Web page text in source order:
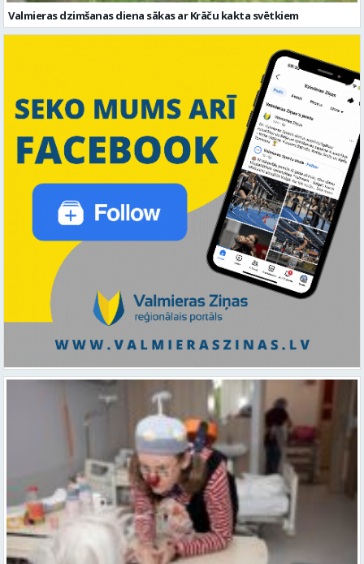
Valmieras dzimšanas diena sākas ar Krāču kakta svētkiem